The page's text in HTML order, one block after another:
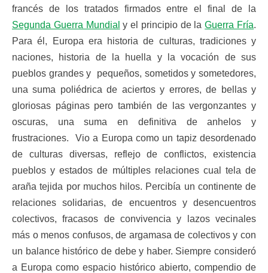
francés de los tratados firmados entre el final de la
Segunda Guerra Mundial y el principio de laGuerra Fría.
Para él, Europa era historia de culturas, tradiciones y
naciones, historia de la huella y la vocación de sus
pueblos grandes y pequeños, sometidos y sometedores,
una suma poliédrica de aciertos y errores, de bellas y
gloriosas páginas pero también de las vergonzantes y
oscuras, una suma en definitiva de anhelos y
frustraciones. Vio a Europa como un tapiz desordenado
de culturas diversas, reflejo de conflictos, existencia
pueblos y estados de múltiples relaciones cual tela de
araña tejida por muchos hilos. Percibía un continente de
relaciones solidarias, de encuentros y desencuentros
colectivos, fracasos de convivencia y lazos vecinales
más o menos confusos, de argamasa de colectivos y con
un balance histórico de debe y haber. Siempre consideró
a Europa como espacio histórico abierto, compendio de